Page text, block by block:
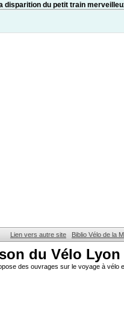
disparition du petit train
Lien vers autre site Biblio Vélo de la
du Vélo Lyon
des ouvrages sur le voyage à